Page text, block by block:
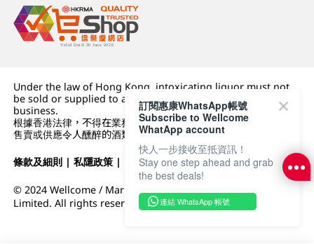
Under the law of Hong Kong, intoxicating liquor must not
be sold or supplied to a minor (under 18) in the course of
business.
根據香港法律，不得在業務過程中，向未成年人 (18 歲以下人士)
售賣或供應令人醺醉的酒類。
條款及細則 |私隱政策 | DFI零售集團
© 2024 Wellcome / Market Place. The Dairy Farm Company
Limited. All rights reserved.
訂閱惠康WhatsApp帳號
Subscribe to Wellcome
WhatApp account
快人一步接收至抵資訊！
Stay one step ahead and grab
the best deals!
連結 WhatsApp 帳號